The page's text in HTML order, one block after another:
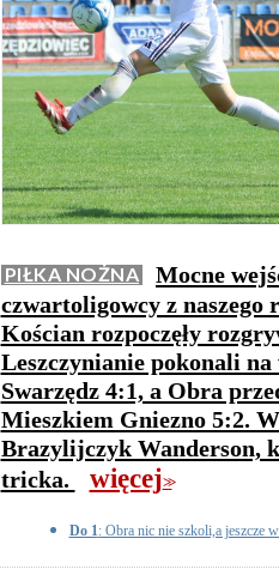
PIŁKA NOŻNA
Mocne
czwartoligowcy z naszego
Kościan rozpoczęły
Leszczynianie pokonali
Swarzędz 4:1, a Obra
Mieszkiem Gniezno 5:2.
Brazylijczyk Wanderson,
tricka.
więcej>>
Do 1: Obra nic nie szkoli,a jeszcze